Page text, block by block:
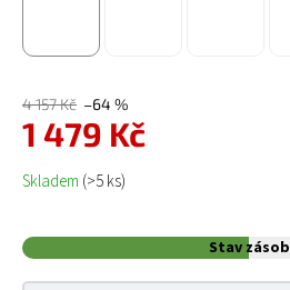
4 157 Kč –64 %
1 479 Kč
Měrná cena:
Skladem (>5 ks)
Stav zásob